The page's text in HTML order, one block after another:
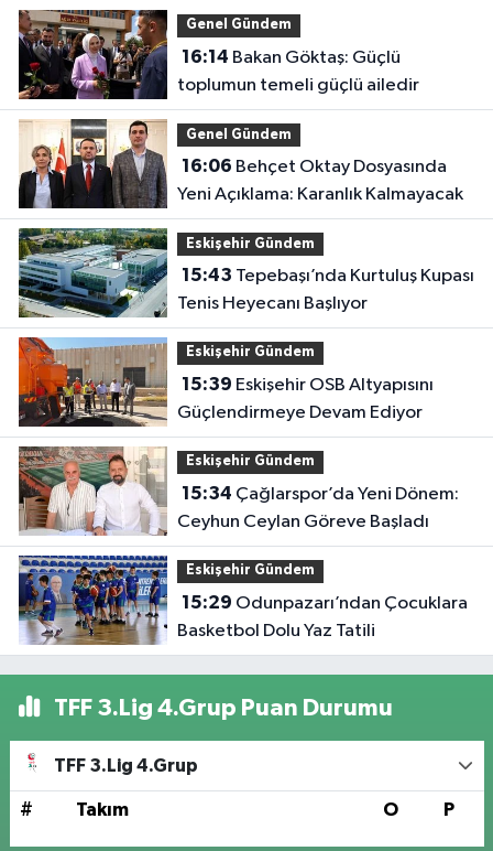
Genel Gündem
16:14
toplumun temeli güçlü ailedir
Genel Gündem
16:06
Yeni Açıklama: Karanlık Kalmayacak
Eskişehir Gündem
15:43
Tenis Heyecanı Başlıyor
Eskişehir Gündem
15:39
Güçlendirmeye Devam Ediyor
Eskişehir Gündem
15:34
Ceyhun Ceylan Göreve Başladı
Eskişehir Gündem
15:29
Basketbol Dolu Yaz Tatili
TFF 3.Lig 4.Grup Puan Durumu
TFF 3.Lig 4.Grup
# Takım O P